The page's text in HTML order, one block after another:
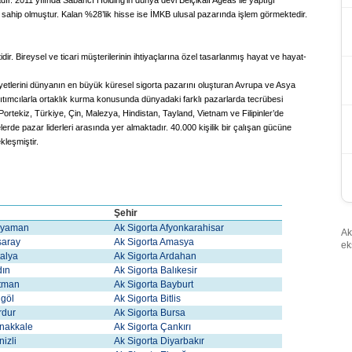
olmuştur. Kalan %28’lik hisse ise İMKB ulusal pazarında işlem görmektedir.
Bireysel ve ticari müşterilerinin ihtiyaçlarına özel tasarlanmış hayat ve hayat-
dünyanın en büyük küresel sigorta pazarını oluşturan Avrupa ve Asya
ortaklık kurma konusunda dünyadaki farklı pazarlarda tecrübesi
Türkiye, Çin, Malezya, Hindistan, Tayland, Vietnam ve Filipinler’de
pazar liderleri arasında yer almaktadır. 40.000 kişilik bir çalışan gücüne
Şehir
Ak Sigorta Afyonkarahisar
Ak Sigorta Amasya
Ak Sigorta Ardahan
Ak Sigorta Balıkesir
Ak Sigorta Bayburt
Ak Sigorta Bitlis
Ak Sigorta Bursa
Ak Sigorta Çankırı
Ak Sigorta Diyarbakır